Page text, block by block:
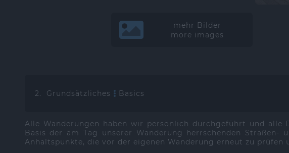
mehr Bilder
more images
2. Grundsätzliches Basics
Alle Wanderungen haben wir persönlich durchgeführt und alle
Basis der am Tag unserer Wanderung herrschenden
Anhaltspunkte, die vor der eigenen Wanderung erneut zu prüfen